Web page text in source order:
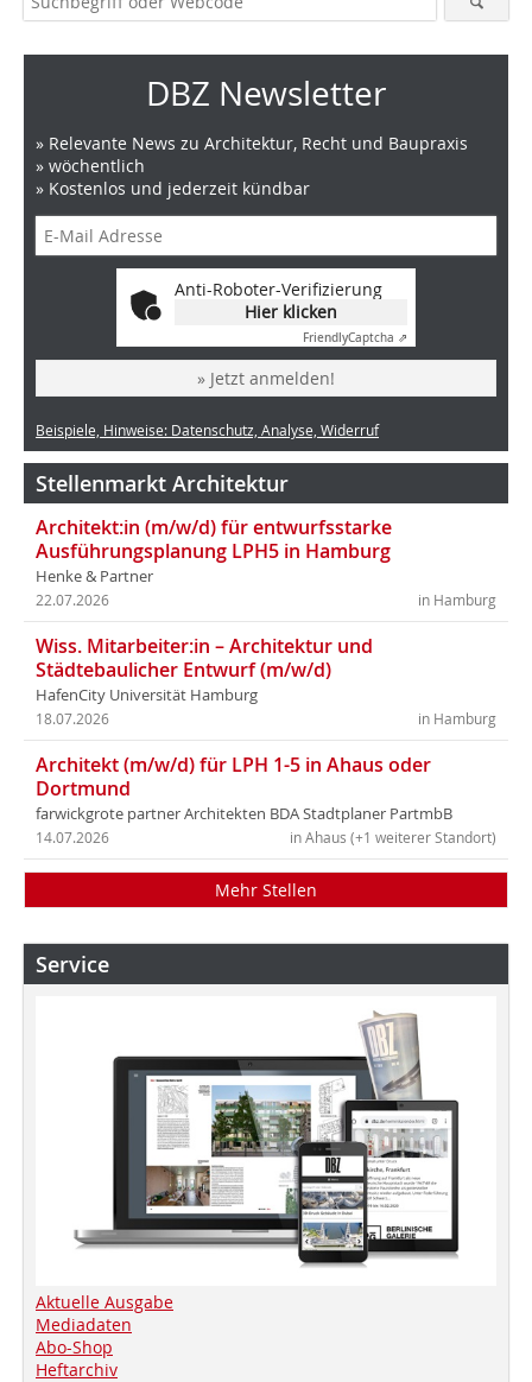
DBZ Newsletter
» Relevante News zu Architektur, Recht und Baupraxis
» wöchentlich
» Kostenlos und jederzeit kündbar
Anti-Roboter-Verifizierung
Hier klicken
FriendlyCaptcha ⇗
» Jetzt anmelden!
Beispiele, Hinweise: Datenschutz, Analyse, Widerruf
Stellenmarkt Architektur
Architekt:in (m/w/d) für entwurfsstarke
Ausführungsplanung LPH5 in Hamburg
Henke & Partner
in Hamburg
22.07.2026
Wiss. Mitarbeiter:in – Architektur und
Städtebaulicher Entwurf (m/w/d)
HafenCity Universität Hamburg
in Hamburg
18.07.2026
Architekt (m/w/d) für LPH 1-5 in Ahaus oder
Dortmund
farwickgrote partner Architekten BDA Stadtplaner PartmbB
in Ahaus (+1 weiterer Standort)
14.07.2026
Mehr Stellen
Service
Aktuelle Ausgabe
Mediadaten
Abo-Shop
Heftarchiv